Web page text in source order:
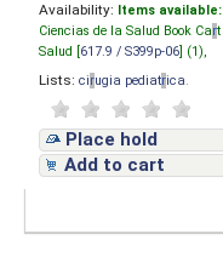
Availability: Items available:
Ciencias de la Salud Book Cart [
Salud [ 617.9 / S399p-06 ] (1),
Lists: cirugia pediatrica
Place hold
Add to cart